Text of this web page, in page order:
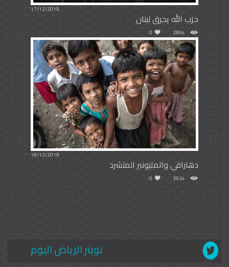
17/12/2019
حزب الله يحرق لبنان
2894
0
18/12/2019
دهارافي والمليونير المتشرد
3924
0
تويتر الرياض اليوم